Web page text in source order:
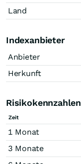
Land
Indexanbieter
Anbieter
Herkunft
Risikokennzahlen
Zeit
1 Monat
3 Monate